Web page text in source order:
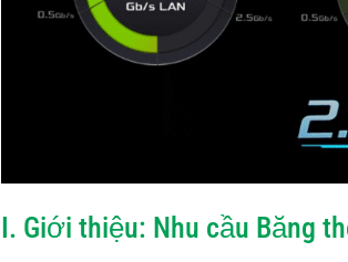
I. Giới thiệu: Nhu cầu Băng